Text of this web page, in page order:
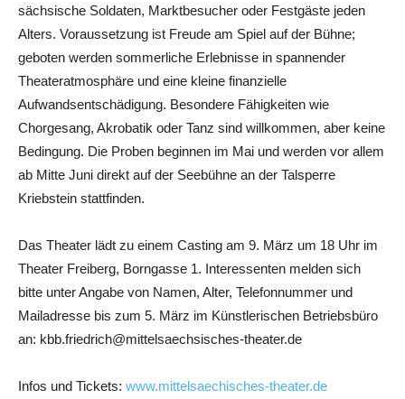
sächsische Soldaten, Marktbesucher oder Festgäste jeden
Alters. Voraussetzung ist Freude am Spiel auf der Bühne;
geboten werden sommerliche Erlebnisse in spannender
Theateratmosphäre und eine kleine finanzielle
Aufwandsentschädigung. Besondere Fähigkeiten wie
Chorgesang, Akrobatik oder Tanz sind willkommen, aber keine
Bedingung. Die Proben beginnen im Mai und werden vor allem
ab Mitte Juni direkt auf der Seebühne an der Talsperre
Kriebstein stattfinden.
Das Theater lädt zu einem Casting am 9. März um 18 Uhr im
Theater Freiberg, Borngasse 1. Interessenten melden sich
bitte unter Angabe von Namen, Alter, Telefonnummer und
Mailadresse bis zum 5. März im Künstlerischen Betriebsbüro
an: kbb.friedrich@mittelsaechsisches-theater.de
Infos und Tickets: www.mittelsaechisches-theater.de